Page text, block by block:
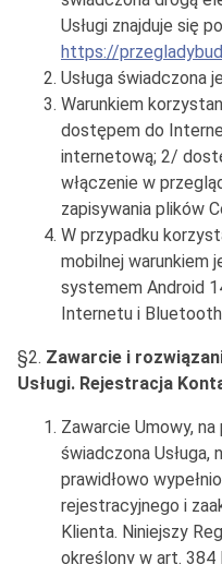
Usługi znajduje się
https://
Usługa świadczona
Warunkiem
dostępem do
internetową; 2/
włączenie w
zapisywania plików
W przypadku
mobilnej warunkiem
systemem Android
Internetu i
§2. Zawarcie i
Usługi. Rejestracja
Zawarcie Umowy,
świadczona Usługa,
prawidłowo
rejestracyjnego i
Klienta. Niniejszy
określony w art. 384